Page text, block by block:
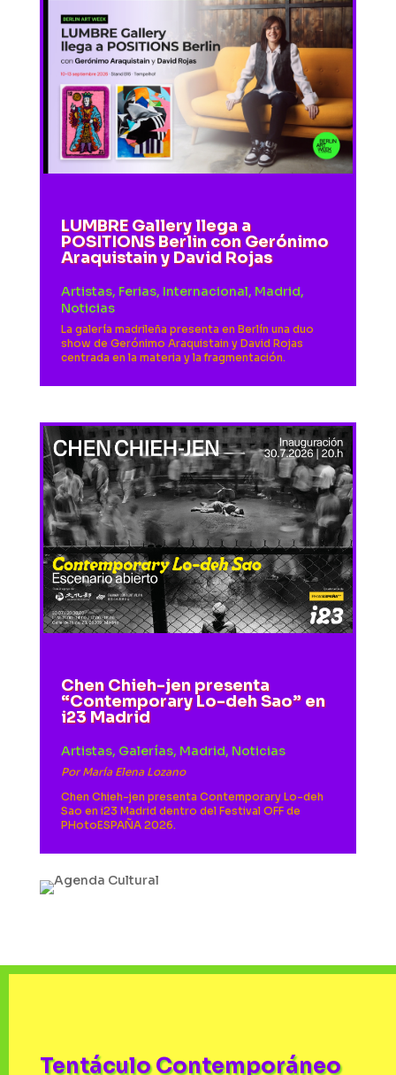
LUMBRE Gallery llega a
POSITIONS Berlin con Gerónimo
Araquistain y David Rojas
Artistas, Ferias, Internacional, Madrid,
Noticias
La galería madrileña presenta en Berlín una duo
show de Gerónimo Araquistain y David Rojas
centrada en la materia y la fragmentación.
Chen Chieh-jen presenta
“Contemporary Lo-deh Sao” en
i23 Madrid
Artistas, Galerías, Madrid, Noticias
PorMaría Elena Lozano
Chen Chieh-jen presenta Contemporary Lo-deh
Sao en i23 Madrid dentro del Festival OFF de
PHotoESPAÑA 2026.
Tentáculo Contemporáneo